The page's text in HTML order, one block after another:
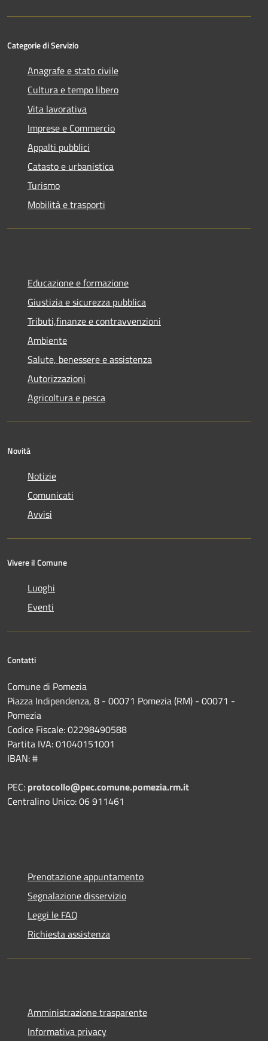
Categorie di Servizio
Anagrafe e stato civile
Cultura e tempo libero
Vita lavorativa
Imprese e Commercio
Appalti pubblici
Catasto e urbanistica
Turismo
Mobilità e trasporti
Educazione e formazione
Giustizia e sicurezza pubblica
Tributi,finanze e contravvenzioni
Ambiente
Salute, benessere e assistenza
Autorizzazioni
Agricoltura e pesca
Novità
Notizie
Comunicati
Avvisi
Vivere il Comune
Luoghi
Eventi
Contatti
Comune di Pomezia
Piazza Indipendenza, 8 - 00071 Pomezia (RM) - 00071 -
Pomezia
Codice Fiscale: 02298490588
Partita IVA: 01040151001
IBAN: #
PEC: protocollo@pec.comune.pomezia.rm.it
Centralino Unico: 06 911461
Prenotazione appuntamento
Segnalazione disservizio
Leggi le FAQ
Richiesta assistenza
Amministrazione trasparente
Informativa privacy